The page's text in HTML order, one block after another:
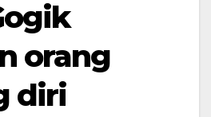
orang
diri